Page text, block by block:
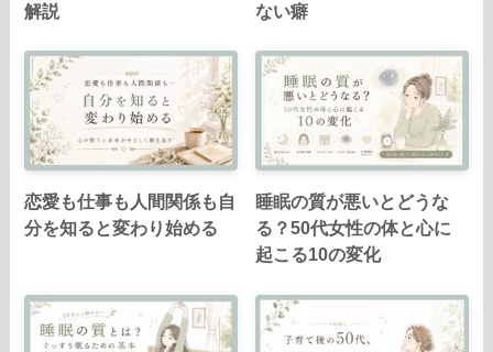
解説
ない癖
恋愛も仕事も人間関係も自
分を知ると変わり始める
睡眠の質が悪いとどうな
る？50代女性の体と心に
起こる10の変化